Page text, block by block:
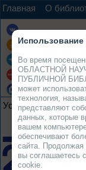
Главная О
Услуги Ресурсы
Во время
ОБЛАСТНОЙ
ПУБЛИЧНОЙ
может
технология,
представляют
данных, которые
вашем
обеспечивают
сайта. Продолжая
вы соглашаетесь
cookie.